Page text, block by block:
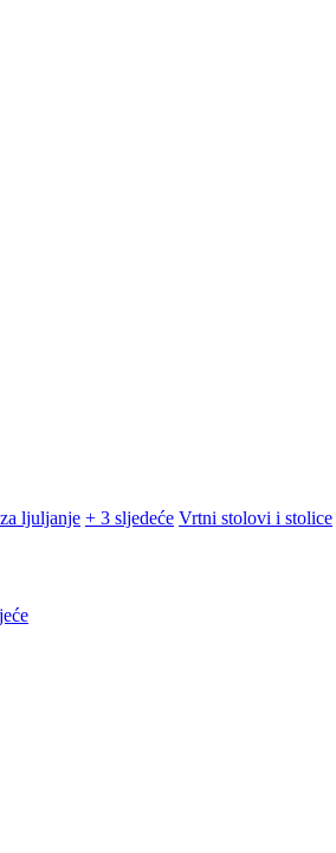
ljuljanje + 3 sljedeće Vrtni stolovi i stolice